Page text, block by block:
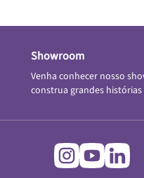
Showroom
Venha conhecer nosso
construa grandes